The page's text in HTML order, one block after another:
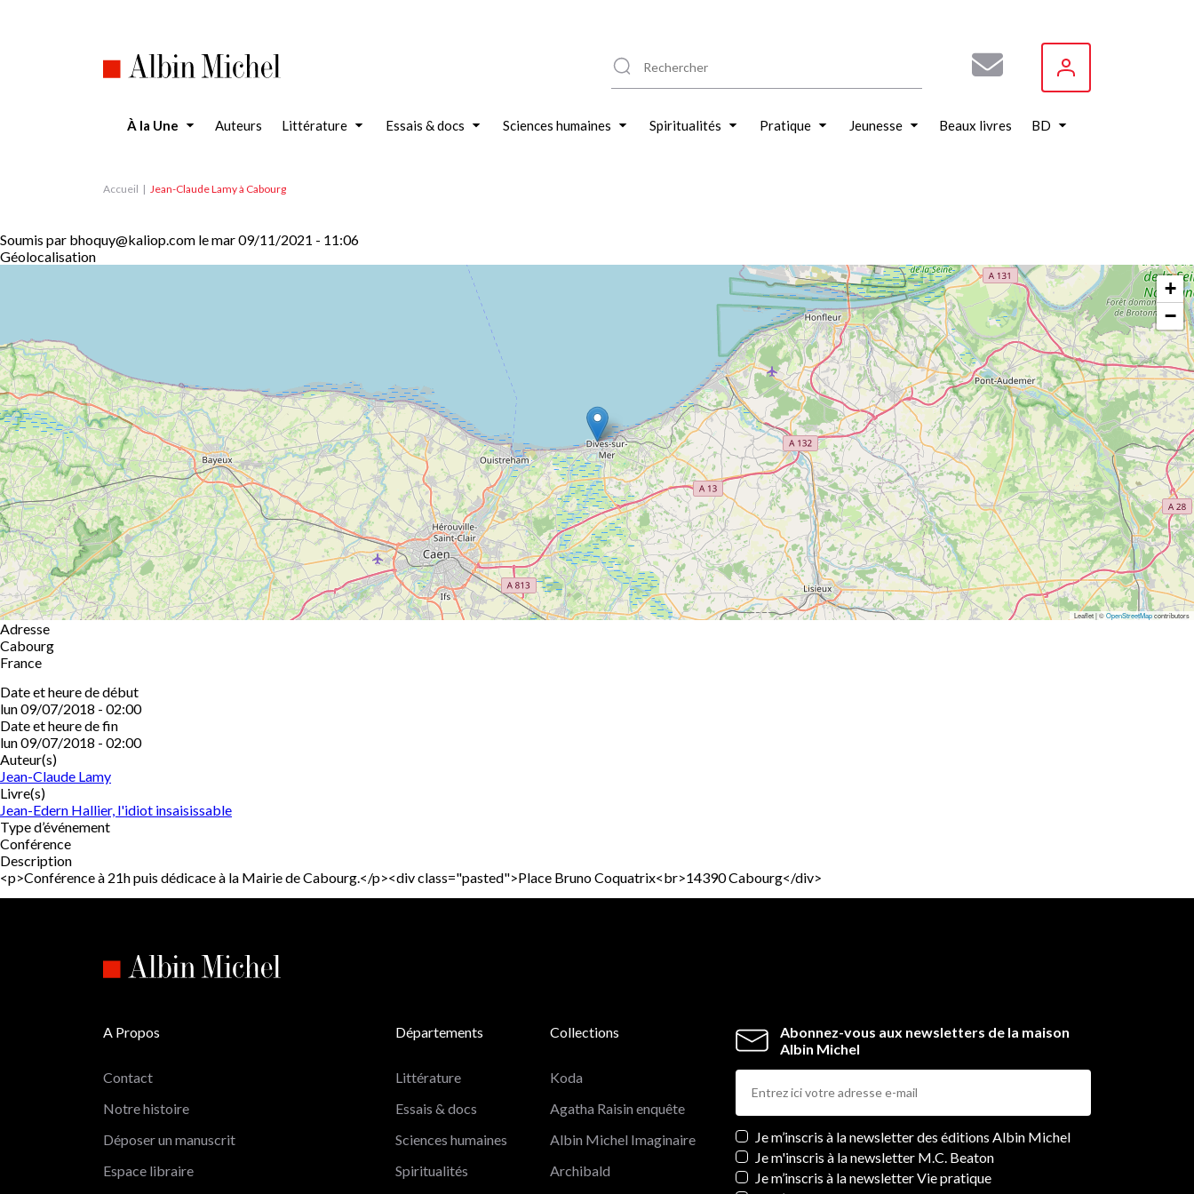
À la Une Auteurs Littérature Essais & docs Sciences humaines Spiritualités Pratique Jeunesse Beaux livres BD
Accueil Jean-Claude Lamy à Cabourg
Soumis par bhoquy@kaliop.com lemar 09/11/2021 - 11:06
Géolocalisation
+
−
Leaflet | ©OpenStreetMapcontributors
Adresse
Cabourg
France
Date et heure de début
lun 09/07/2018 - 02:00
Date et heure de fin
lun 09/07/2018 - 02:00
Auteur(s)
Jean-Claude Lamy
Livre(s)
Jean-Edern Hallier, l'idiot insaisissable
Type d’événement
Conférence
Description
<p>Conférence à 21h puis dédicace à la Mairie de Cabourg.</p><div class="pasted">Place Bruno Coquatrix<br>14390 Cabourg</div>
Abonnez-vous aux newsletters de la maison
Albin Michel
Newsletters
Je m’inscris à la newsletter des éditions Albin Michel
Je m'inscris à la newsletter M.C. Beaton
Je m’inscris à la newsletter Vie pratique
A Propos
Contact
Notre histoire
Déposer un manuscrit
Espace libraire
Départements
Littérature
Essais & docs
Sciences humaines
Spiritualités
Collections
Koda
Agatha Raisin enquête
Albin Michel Imaginaire
Archibald